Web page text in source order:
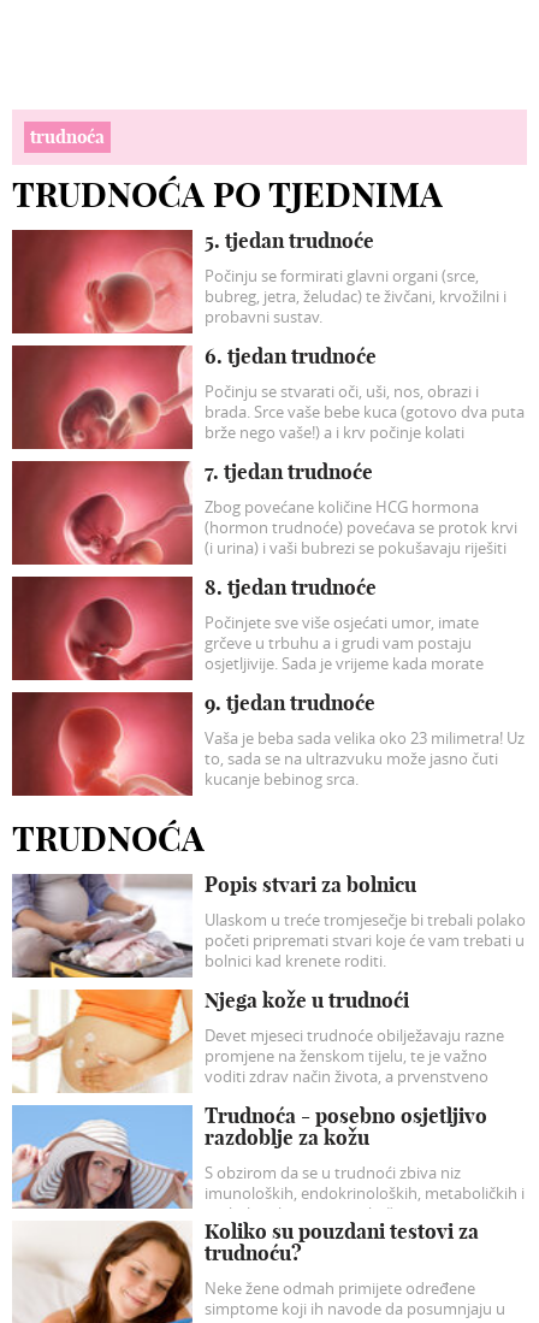
trudnoća
TRUDNOĆA PO TJEDNIMA
5. tjedan trudnoće
Počinju se formirati glavni organi (srce,
bubreg, jetra, želudac) te živčani, krvožilni i
probavni sustav.
6. tjedan trudnoće
Počinju se stvarati oči, uši, nos, obrazi i
brada. Srce vaše bebe kuca (gotovo dva puta
brže nego vaše!) a i krv počinje kolati
7. tjedan trudnoće
Zbog povećane količine HCG hormona
(hormon trudnoće) povećava se protok krvi
(i urina) i vaši bubrezi se pokušavaju riješiti
8. tjedan trudnoće
Počinjete sve više osjećati umor, imate
grčeve u trbuhu a i grudi vam postaju
osjetljivije. Sada je vrijeme kada morate
9. tjedan trudnoće
Vaša je beba sada velika oko 23 milimetra! Uz
to, sada se na ultrazvuku može jasno čuti
kucanje bebinog srca.
TRUDNOĆA
Popis stvari za bolnicu
Ulaskom u treće tromjesečje bi trebali polako
početi pripremati stvari koje će vam trebati u
bolnici kad krenete roditi.
Njega kože u trudnoći
Devet mjeseci trudnoće obilježavaju razne
promjene na ženskom tijelu, te je važno
voditi zdrav način života, a prvenstveno
tjelovježbu i pravilnu njegu kože.
Trudnoća - posebno osjetljivo
razdoblje za kožu
S obzirom da se u trudnoći zbiva niz
imunoloških, endokrinoloških, metaboličkih i
vaskularnih promjena, koža je u tom
razdoblju posebno osjetljiva.
Koliko su pouzdani testovi za
trudnoću?
Neke žene odmah primijete određene
simptome koji ih navode da posumnjaju u